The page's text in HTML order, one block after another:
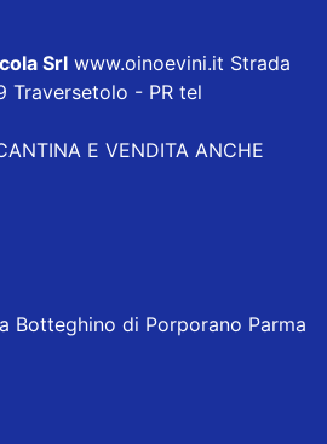
Srl www.oinoevini.it Strada
Traversetolo - PR tel
E VENDITA ANCHE
Botteghino di Porporano Parma